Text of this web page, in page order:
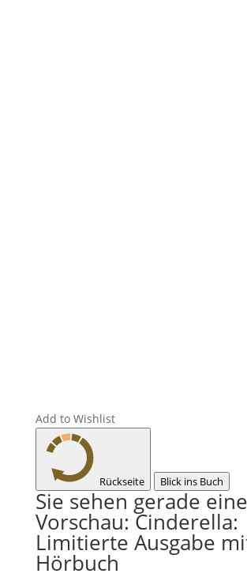
Add to Wishlist
Rückseite Blick ins Buch
Sie sehen gerade eine
Vorschau:Cinderella:
Limitierte Ausgabe
Hörbuch